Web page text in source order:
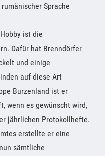
Sprache
ist die
Dafür hat Brenndörfer
und einige
auf diese Art
Burzenland ist er
wenn es gewünscht wird,
jährlichen Protokollhefte.
erstellte er eine
sämtliche